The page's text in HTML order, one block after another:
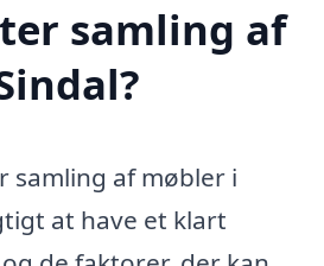
samling af
samling af møbler i
at have et klart